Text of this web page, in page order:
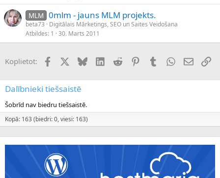
MLM 0mlm - jauns MLM projekts.
beta73
Digitālais Mārketings, SEO un Saites Veidošana
Atbildes 1 30. Marts 2011
Koplietot: FacebookX (Twitter)
BlueskyLinkedInReddit PinterestTumblrWhatsApp
E-pasts
Dalībnieki tiešsaistē
Šobrīd nav biedru tiešsaistē.
Kopā: 163 (biedri: 0, viesi: 163)